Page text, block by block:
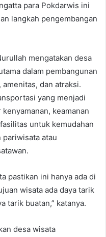
para Pokdarwis ini
langkah pengembangan
mengatakan desa
dalam pembangunan
dan atraksi.
yang menjadi
keamanan
untuk kemudahan
pariwisata atau
pastikan ini hanya ada di
wisata ada daya tarik
tarik buatan,” katanya.
desa wisata